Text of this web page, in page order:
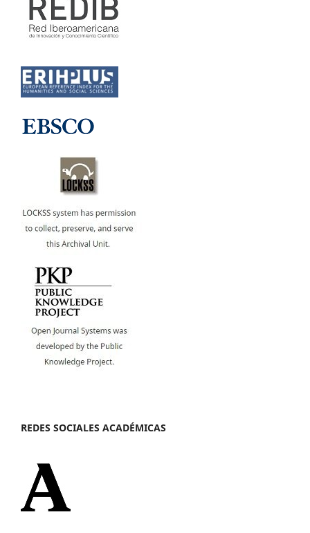
REDES SOCIALES ACADÉMICAS